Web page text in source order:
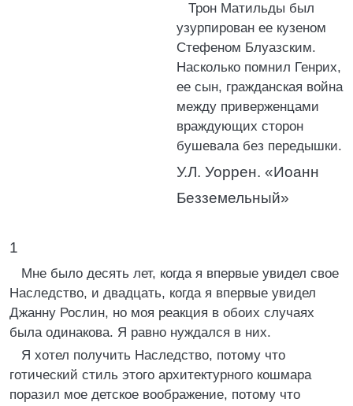
Трон Матильды был
узурпирован ее кузеном
Стефеном Блуазским.
Насколько помнил Генрих,
ее сын, гражданская война
между приверженцами
враждующих сторон
бушевала без передышки.
У.Л. Уоррен. «Иоанн
Безземельный»
1
Мне было десять лет, когда я впервые увидел свое
Наследство, и двадцать, когда я впервые увидел
Джанну Рослин, но моя реакция в обоих случаях
была одинакова. Я равно нуждался в них.
Я хотел получить Наследство, потому что
готический стиль этого архитектурного кошмара
поразил мое детское воображение, потому что